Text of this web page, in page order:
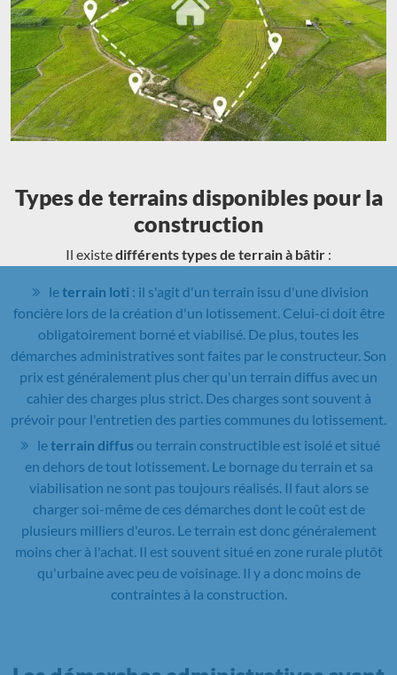
Types de terrains disponibles pour la
construction
Il existedifférents types de terrain à bâtir :
leterrain loti : il s'agit d'un terrain issu d'une division
foncière lors de la création d'un lotissement. Celui-ci doit être
obligatoirement borné et viabilisé. De plus, toutes les
démarches administratives sont faites par le constructeur. Son
prix est généralement plus cher qu'un terrain diffus avec un
cahier des charges plus strict. Des charges sont souvent à
prévoir pour l'entretien des parties communes du lotissement.
leterrain diffusou terrain constructible est isolé et situé
en dehors de tout lotissement. Le bornage du terrain et sa
viabilisation ne sont pas toujours réalisés. Il faut alors se
charger soi-même de ces démarches dont le coût est de
plusieurs milliers d'euros. Le terrain est donc généralement
moins cher à l'achat. Il est souvent situé en zone rurale plutôt
qu'urbaine avec peu de voisinage. Il y a donc moins de
contraintes à la construction.